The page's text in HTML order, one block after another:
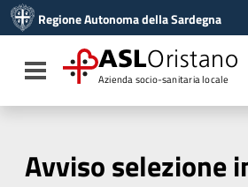
Vai al menu di navigazione
Vai al footer
Regione Autonoma della Sardegna
Toggle navigation
ASLOristano
Azienda socio-sanitaria locale
Avviso selezione